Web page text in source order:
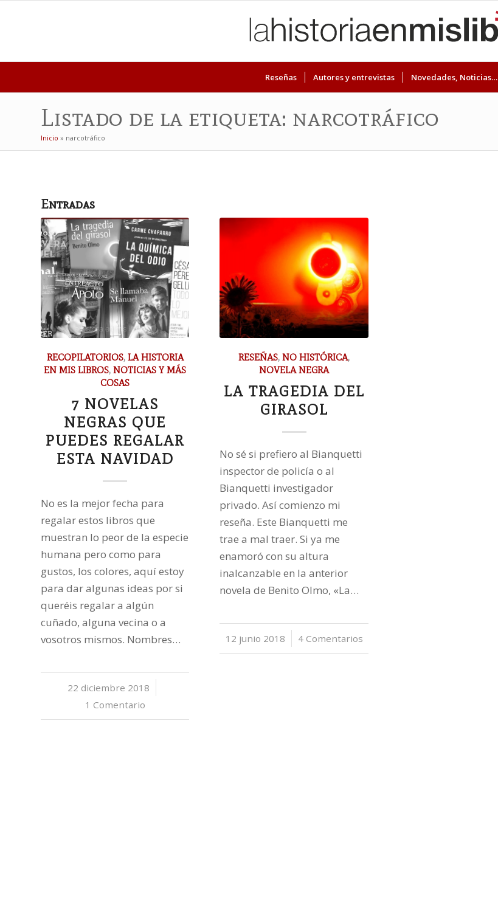
Reseñas Autores y entrevistas Novedades, Noticias…
Listado de la etiqueta: narcotráfico
Inicio » narcotráfico
Entradas
RECOPILATORIOS, LA HISTORIA
EN MIS LIBROS,NOTICIAS Y MÁS
COSAS
7 NOVELAS
NEGRAS QUE
PUEDES REGALAR
ESTA NAVIDAD
No es la mejor fecha para
regalar estos libros que
muestran lo peor de la especie
humana pero como para
gustos, los colores, aquí estoy
para dar algunas ideas por si
queréis regalar a algún
cuñado, alguna vecina o a
vosotros mismos. Nombres…
22 diciembre 2018
/
1 Comentario
RESEÑAS,NO HISTÓRICA,
NOVELA NEGRA
LA TRAGEDIA DEL
GIRASOL
No sé si prefiero al Bianquetti
inspector de policía o al
Bianquetti investigador
privado. Así comienzo mi
reseña. Este Bianquetti me
trae a mal traer. Si ya me
enamoró con su altura
inalcanzable en la anterior
novela de Benito Olmo, «La…
12 junio 2018
/ 4 Comentarios